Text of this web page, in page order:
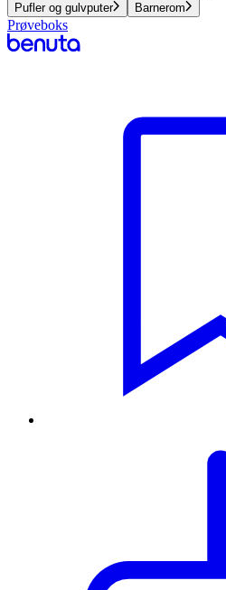
Pufler og gulvputer
Barnerom
Prøveboks